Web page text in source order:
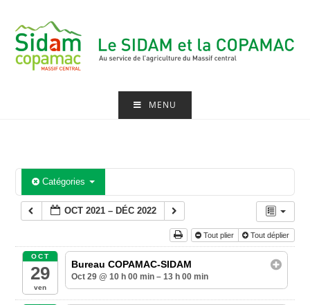
content
MENU
Catégories
OCT 2021 – DÉC 2022
Tout plier Tout déplier
OCT
29
ven
Bureau COPAMAC-SIDAM
Oct 29 @ 10 h 00 min – 13 h 00 min